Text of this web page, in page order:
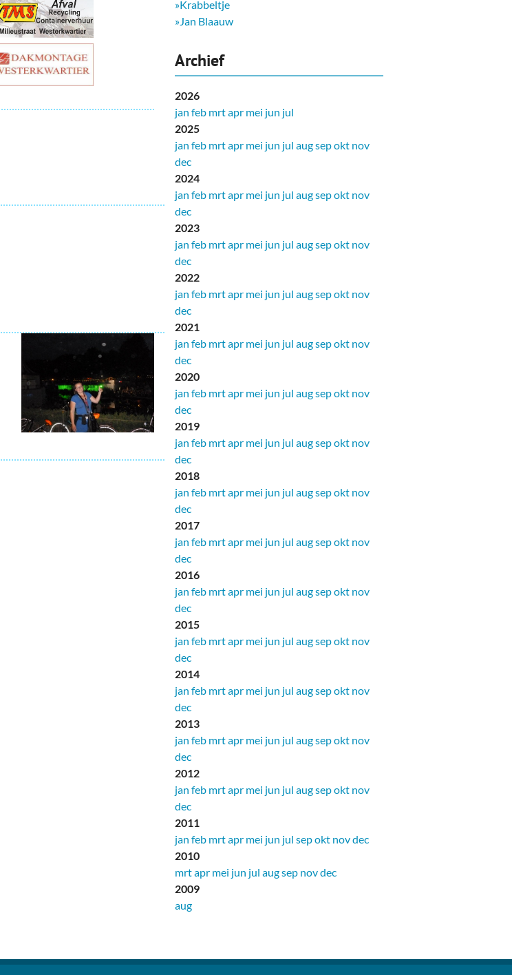
»Krabbeltje
»Jan Blaauw
Archief
2026
jan feb mrtapr mei jun jul
2025
jan feb mrtapr mei jun jul augsepokt nov
dec
2024
jan feb mrtapr mei jun jul augsepokt nov
dec
2023
jan feb mrtapr mei jun jul augsepokt nov
dec
2022
jan feb mrtapr mei jun jul augsepokt nov
dec
2021
jan feb mrtapr mei jun jul augsepokt nov
dec
2020
jan feb mrtapr mei jun jul augsepokt nov
dec
2019
jan feb mrtapr mei jun jul augsepokt nov
dec
2018
jan feb mrtapr mei jun jul augsepokt nov
dec
2017
jan feb mrtapr mei jun jul augsepokt nov
dec
2016
jan feb mrtapr mei jun jul augsepokt nov
dec
2015
jan feb mrtapr mei jun jul augsepokt nov
dec
2014
jan feb mrtapr mei jun jul augsepokt nov
dec
2013
jan feb mrtapr mei jun jul augsepokt nov
dec
2012
jan feb mrtapr mei jun jul augsepokt nov
dec
2011
jan feb mrtapr mei jun jul sepokt novdec
2010
mrtapr mei jun jul augsep novdec
2009
aug